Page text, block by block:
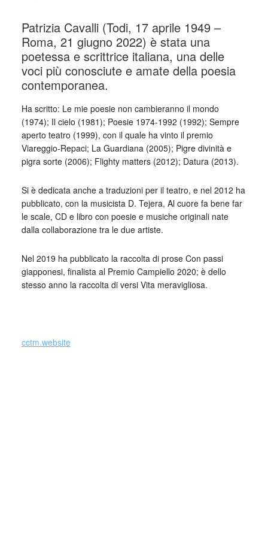
Patrizia Cavalli (Todi, 17 aprile 1949 –
Roma, 21 giugno 2022) è stata una
poetessa e scrittrice italiana, una delle
voci più conosciute e amate della poesia
contemporanea.
Ha scritto: Le mie poesie non cambieranno il mondo
(1974); Il cielo (1981); Poesie 1974-1992 (1992); Sempre
aperto teatro (1999), con il quale ha vinto il premio
Viareggio-Repaci; La Guardiana (2005); Pigre divinità e
pigra sorte (2006); Flighty matters (2012); Datura (2013).
Si è dedicata anche a traduzioni per il teatro, e nel 2012 ha
pubblicato, con la musicista D. Tejera, Al cuore fa bene far
le scale, CD e libro con poesie e musiche originali nate
dalla collaborazione tra le due artiste.
Nel 2019 ha pubblicato la raccolta di prose Con passi
giapponesi, finalista al Premio Campiello 2020; è dello
stesso anno la raccolta di versi Vita meravigliosa.
cctm.website